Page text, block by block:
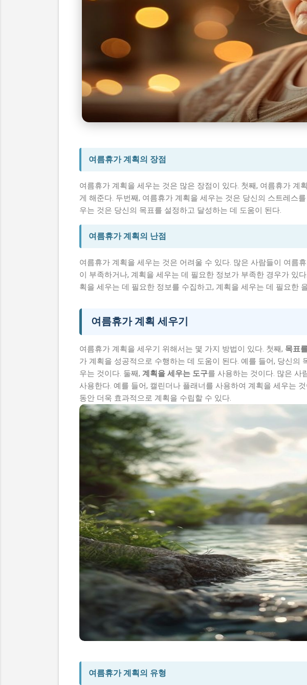
시니어 건강 정보
여름휴가 계획의 장점
여름휴가 계획을 세우는 것은 많은 장점이 있다. 첫째, 여름휴가 계
게 해준다. 두번째, 여름휴가 계획을 세우는 것은 당신의 스트레스
우는 것은 당신의 목표를 설정하고 달성하는 데 도움이 된다.
여름휴가 계획의 난점
여름휴가 계획을 세우는 것은 어려울 수 있다. 많은 사람들이 여름
이 부족하거나, 계획을 세우는 데 필요한 정보가 부족한 경우가 있
획을 세우는 데 필요한 정보를 수집하고, 계획을 세우는 데 필요한
여름휴가 계획 세우기
여름휴가 계획을 세우기 위해서는 몇 가지 방법이 있다. 첫째, 목표
가 계획을 성공적으로 수행하는 데 도움이 된다. 예를 들어, 당신의
우는 것이다. 둘째, 계획을 세우는 도구를 사용하는 것이다. 많은 사
사용한다. 예를 들어, 캘린더나 플래너를 사용하여 계획을 세우는
동안 더욱 효과적으로 계획을 수립할 수 있다.
여름휴가 계획의 유형